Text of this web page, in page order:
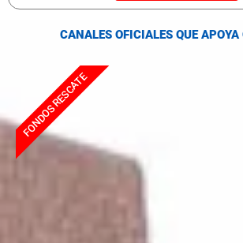
CANALES OFICIALES QUE APOYA
FONDOS RESCATE